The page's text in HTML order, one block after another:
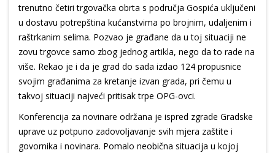
trenutno četiri trgovačka obrta s područja Gospića uključeni
u dostavu potrepština kućanstvima po brojnim, udaljenim i
raštrkanim selima. Pozvao je građane da u toj situaciji ne
zovu trgovce samo zbog jednog artikla, nego da to rade na
više. Rekao je i da je grad do sada izdao 124 propusnice
svojim građanima za kretanje izvan grada, pri čemu u
takvoj situaciji najveći pritisak trpe OPG-ovci.
Konferencija za novinare održana je ispred zgrade Gradske
uprave uz potpuno zadovoljavanje svih mjera zaštite i
govornika i novinara. Pomalo neobična situacija u kojoj